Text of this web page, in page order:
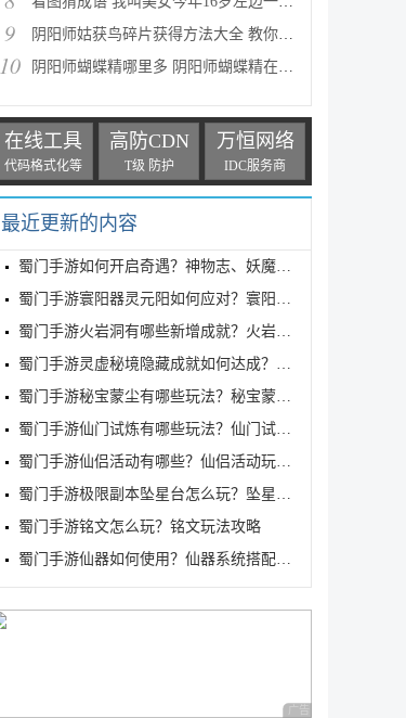
9 阴阳师姑获鸟碎片获得方法大全 教你如何快速获得姑获
10 阴阳师蝴蝶精哪里多 阴阳师蝴蝶精在哪里刷
在线工具
代码格式化等
高防CDN
T级 防护
万恒网络
IDC服务商
最近更新的内容
蜀门手游如何开启奇遇？神物志、妖魔书奇遇系统玩法攻
蜀门手游寰阳器灵元阳如何应对？寰阳器灵元阳玩法攻略
蜀门手游火岩洞有哪些新增成就？火岩洞新增成就达成攻
蜀门手游灵虚秘境隐藏成就如何达成？灵虚秘境隐藏成就
蜀门手游秘宝蒙尘有哪些玩法？秘宝蒙尘玩法攻略
蜀门手游仙门试炼有哪些玩法？仙门试炼玩法介绍
蜀门手游仙侣活动有哪些？仙侣活动玩法介绍
蜀门手游极限副本坠星台怎么玩？坠星台副本玩法攻略
蜀门手游铭文怎么玩？铭文玩法攻略
蜀门手游仙器如何使用？仙器系统搭配玩法攻略
广告 商业广告，理性